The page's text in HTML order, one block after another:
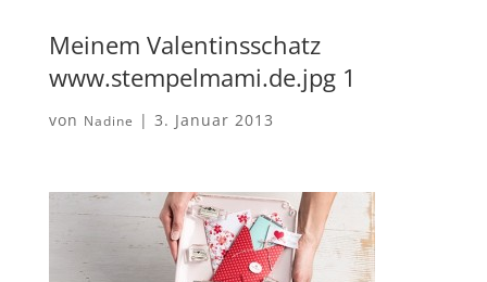
Meinem Valentinsschatz
www.stempelmami.de.jpg 1
von Nadine | 3. Januar 2013